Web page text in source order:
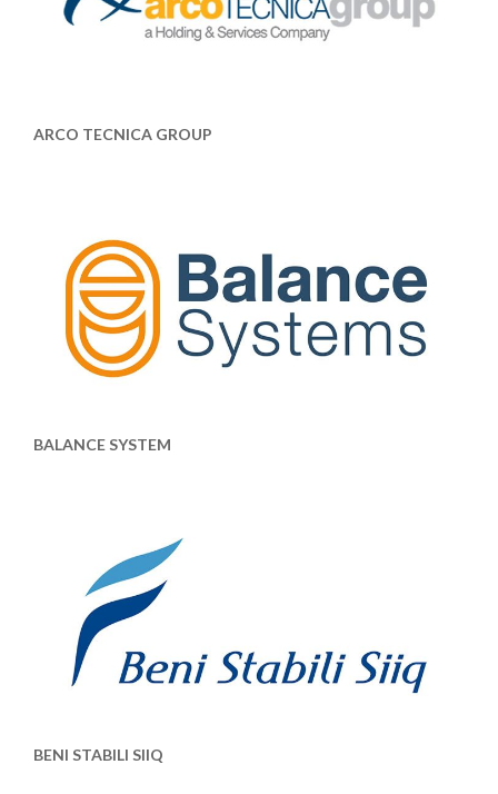
ARCO TECNICA GROUP
BALANCE SYSTEM
BENI STABILI SIIQ